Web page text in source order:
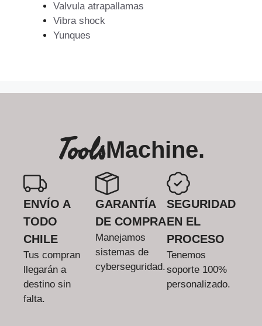
Valvula atrapallamas
Vibra shock
Yunques
ToolsMachine.
ENVÍO A
TODO
CHILE
Tus compran
llegarán a
destino sin
falta.
GARANTÍA
DE COMPRA
Manejamos
sistemas de
cyberseguridad.
SEGURIDAD
EN EL
PROCESO
Tenemos
soporte 100%
personalizado.